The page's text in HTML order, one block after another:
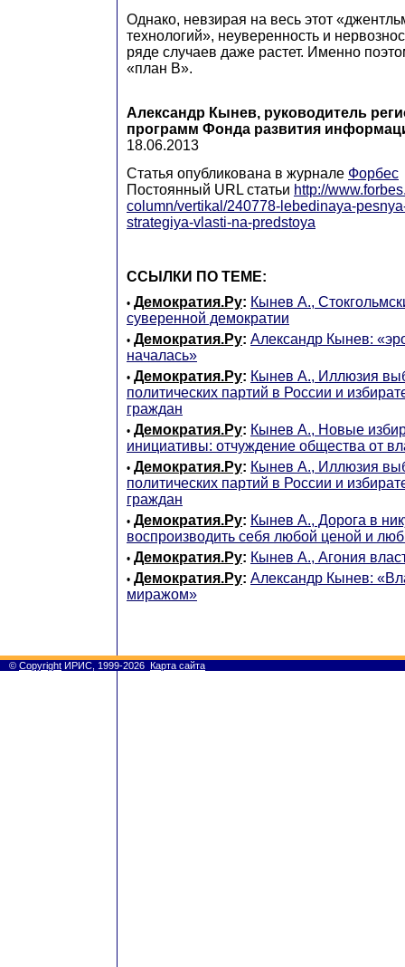
Однако, невзирая на весь этот
технологий», неуверенность и
ряде случаев даже растет. Именно
«план В».
Александр Кынев, руководитель
программ Фонда развития
18.06.2013
Статья опубликована в журнале Форбес
Постоянный URL статьи http://
column/vertikal/240778-lebedinaya-
strategiya-vlasti-na-predstoya
ССЫЛКИ ПО ТЕМЕ:
• Демократия.Ру: Кынев А.,
суверенной демократии
• Демократия.Ру: Александр Кынев:
началась»
• Демократия.Ру: Кынев А., Иллюзия
политических партий в России и
граждан
• Демократия.Ру: Кынев А., Новые
инициативы: отчуждение общества от
• Демократия.Ру: Кынев А., Иллюзия
политических партий в России и
граждан
• Демократия.Ру: Кынев А., Дорога в
воспроизводить себя любой ценой и
• Демократия.Ру: Кынев А., Агония
• Демократия.Ру: Александр Кынев:
миражом»
© Copyright ИРИС, 1999-2026 Карта сайта